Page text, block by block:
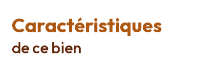
accueillir votre famille. La cuisine équipée, fonctionnelle et
contemporaine, deviendra le coeur de vos moments
conviviaux. La mezzanine apporte une touche
Caractéristiques
de ce bien